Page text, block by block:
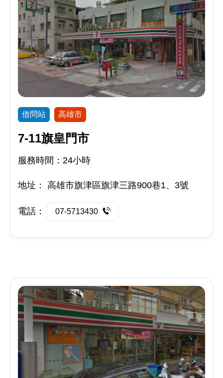
借問站 高雄市
7-11旗皇門市
服務時間：24小時
地址： 高雄市旗津區旗津三路900巷1、3號
電話： 07-5713430